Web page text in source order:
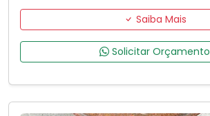
Saiba Mais
Solicitar Orçamento